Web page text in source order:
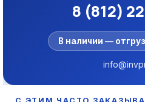
8 (812)
В наличии —